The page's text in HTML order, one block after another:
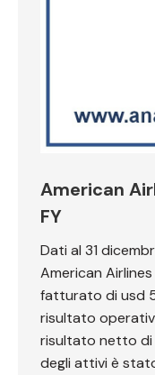
American
FY
Dati al 31
American
fatturato di usd
risultato
risultato netto di
degli attivi è